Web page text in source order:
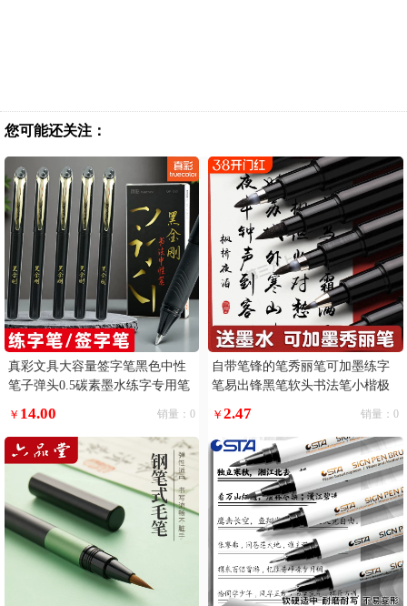
您可能还关注：
真彩文具大容量签字笔黑色中性
笔子弹头0.5碳素墨水练字专用笔
刚书法笔写字5支
￥ 14.00 销量：0
自带笔锋的笔秀丽笔可加墨练字
笔易出锋黑笔软头书法笔小楷极
￥2.47 销量：0